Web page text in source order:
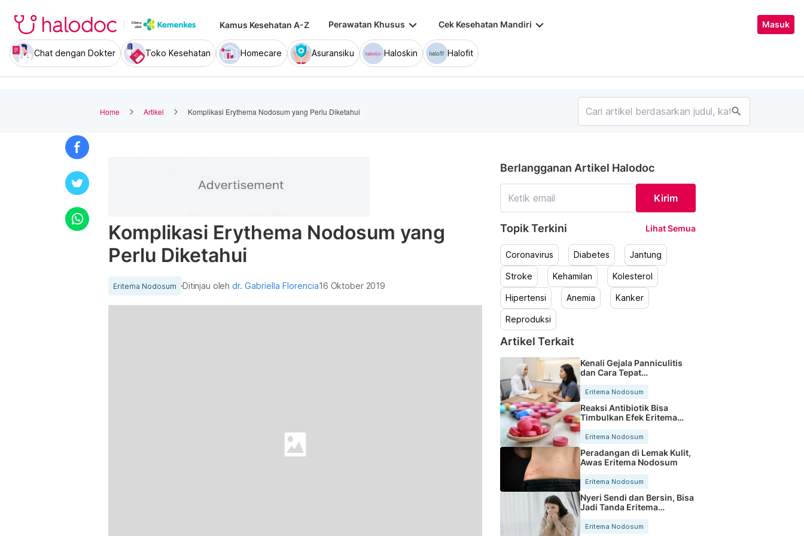
Kamus Kesehatan A-Z Perawatan Khusus keyboard_arrow_down Cek Kesehatan Mandiri keyboard_arrow_down Masuk
Chat dengan Dokter Toko Kesehatan Homecare Asuransiku Haloskin Halofit
Home Artikel Komplikasi Erythema Nodosum yang Perlu Diketahui search
Komplikasi Erythema Nodosum yang
Perlu Diketahui
Eritema Nodosum Ditinjau olehdr. Gabriella Florencia16 Oktober 2019
Berlangganan Artikel Halodoc
Kirim
Topik Terkini Lihat Semua
Coronavirus Diabetes Jantung
Stroke Kehamilan Kolesterol
Hipertensi Anemia Kanker
Reproduksi
Artikel Terkait
Kenali Gejala Panniculitis
dan Cara Tepat
Eritema Nodosum
Reaksi Antibiotik Bisa
Timbulkan Efek Eritema
Nodosum
Eritema Nodosum
Peradangan di Lemak Kulit,
Awas Eritema Nodosum
Eritema Nodosum
Nyeri Sendi dan Bersin, Bisa
Jadi Tanda Eritema
Eritema Nodosum